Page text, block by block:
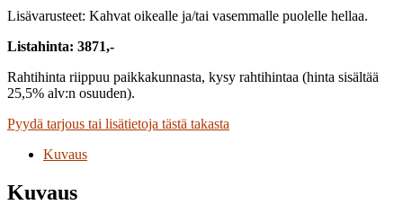
Lisävarusteet: Kahvat oikealle ja/tai vasemmalle puolelle hellaa.
Listahinta: 3871,-
Rahtihinta riippuu paikkakunnasta, kysy rahtihintaa (hinta sisältää
25,5% alv:n osuuden).
Pyydä tarjous tai lisätietoja tästä takasta
Kuvaus
Kuvaus